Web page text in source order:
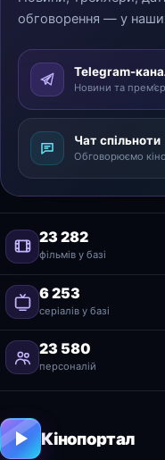
обговорення — у
Telegram-
Новини та
Чат спільноти
Обговорюємо
23 282
фільмів у базі
6 253
серіалів у базі
23 580
персоналій
Кінопортал